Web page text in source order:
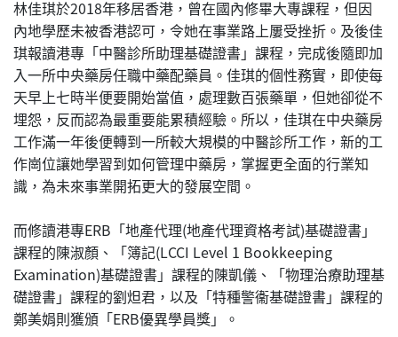
林佳琪於2018年移居香港，曾在國內修畢大專課程，但因
內地學歷未被香港認可，令她在事業路上屢受挫折。及後佳
琪報讀港專「中醫診所助理基礎證書」課程，完成後隨即加
入一所中央藥房任職中藥配藥員。佳琪的個性務實，即使每
天早上七時半便要開始當值，處理數百張藥單，但她卻從不
埋怨，反而認為最重要能累積經驗。所以，佳琪在中央藥房
工作滿一年後便轉到一所較大規模的中醫診所工作，新的工
作崗位讓她學習到如何管理中藥房，掌握更全面的行業知
識，為未來事業開拓更大的發展空間。
而修讀港專ERB「地產代理(地產代理資格考試)基礎證書」
課程的陳淑顏、「簿記(LCCI Level 1 Bookkeeping
Examination)基礎證書」課程的陳凱儀、「物理治療助理基
礎證書」課程的劉炟君，以及「特種警衞基礎證書」課程的
鄭美娟則獲頒「ERB優異學員獎」。